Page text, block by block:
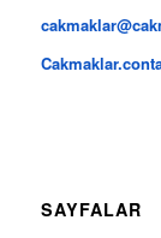
SAYFALAR